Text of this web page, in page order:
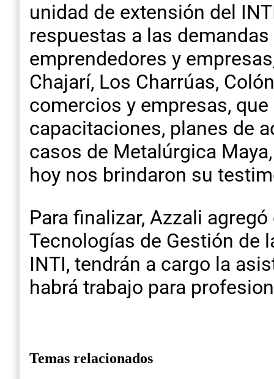
unidad de extensión del
respuestas a las
emprendedores y
Chajarí, Los Charrúas,
comercios y empresas,
capacitaciones, planes de
casos de Metalúrgica
hoy nos brindaron su
Para finalizar, Azzali
Tecnologías de Gestión de
INTI, tendrán a cargo la
habrá trabajo para
Temas relacionados